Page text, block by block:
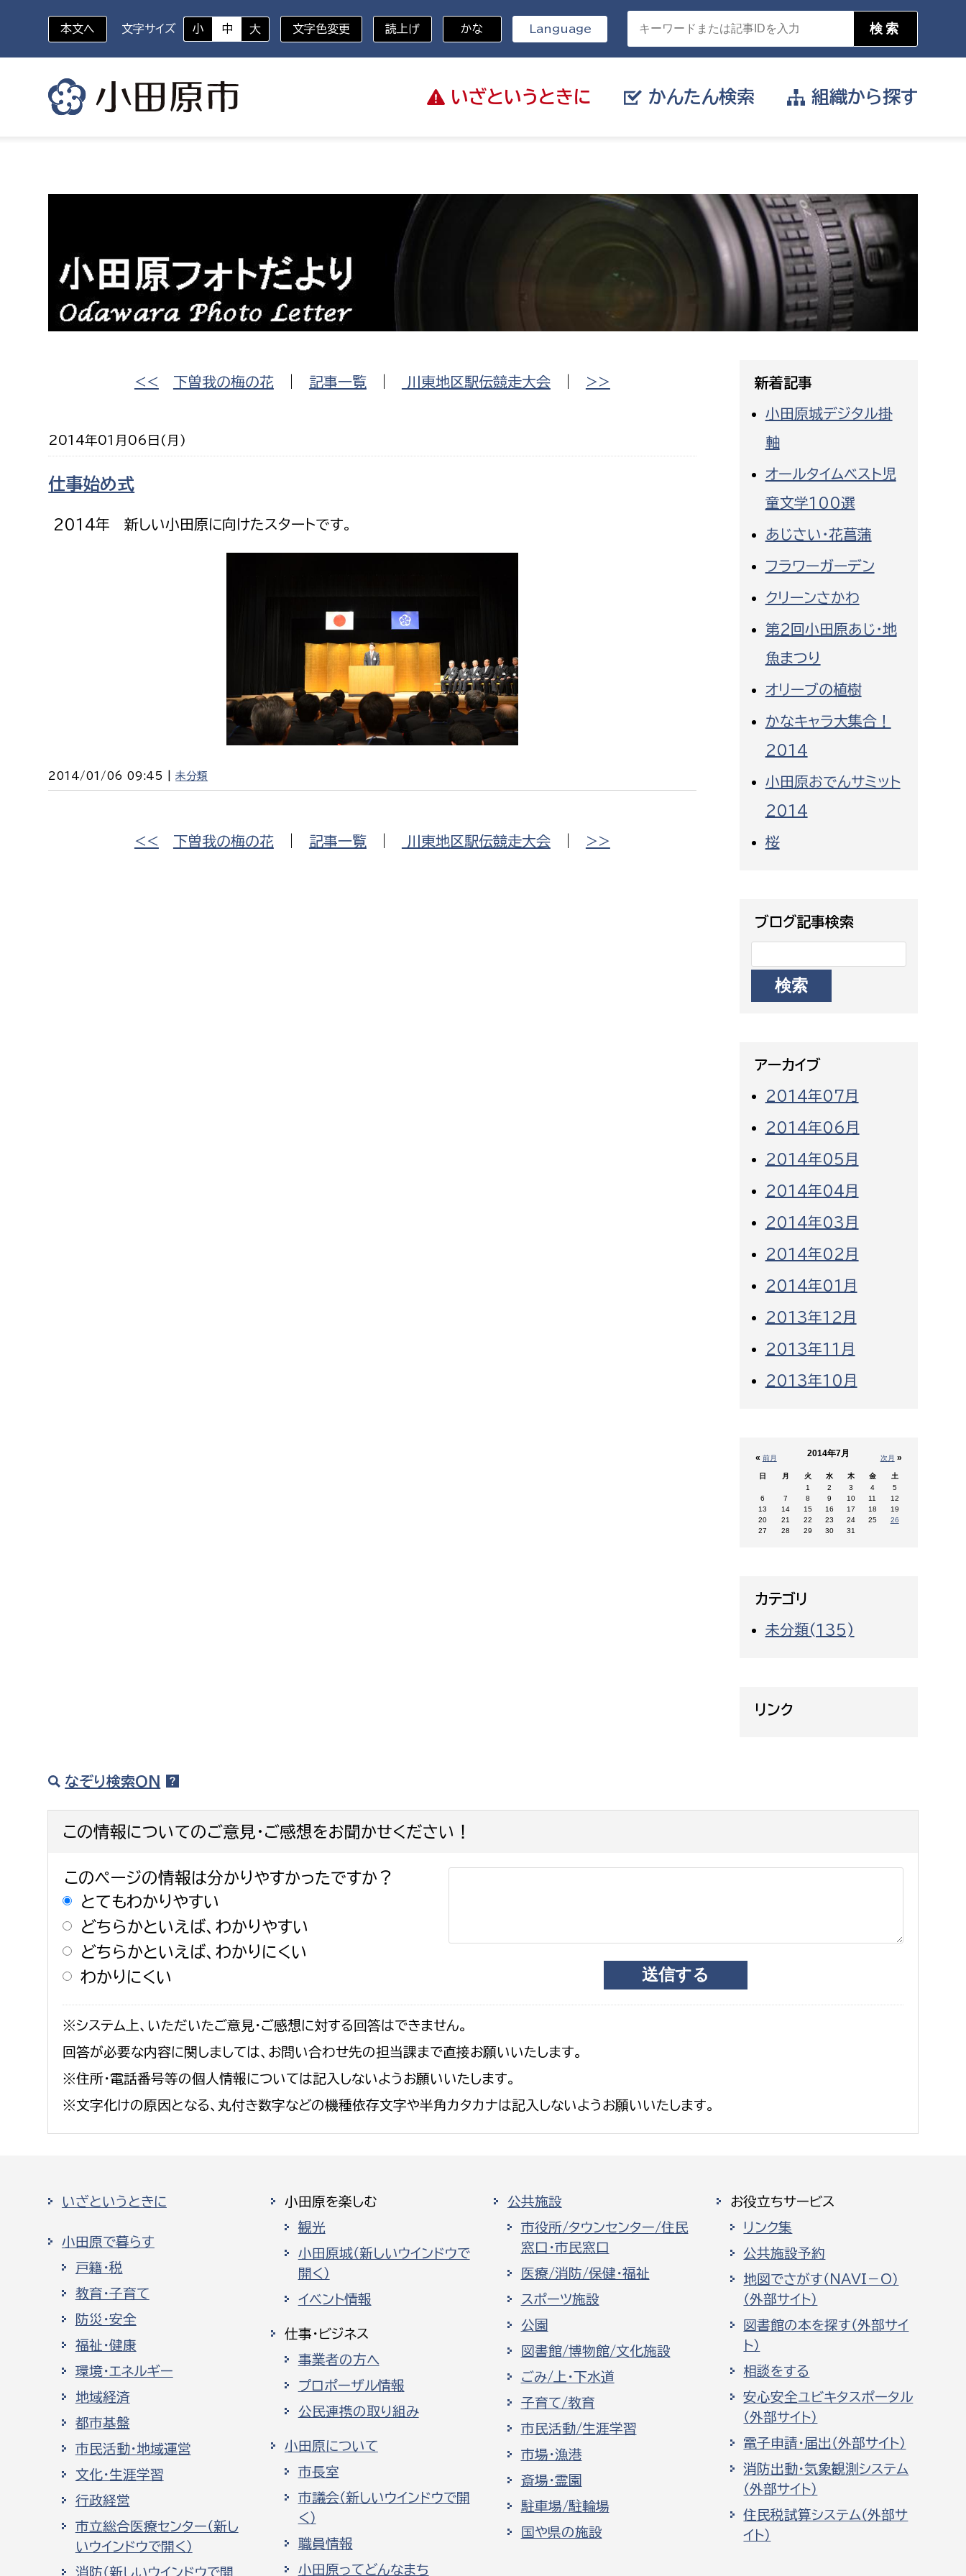
いざと いうときに
防災・ハザードマップ 消防
かんたん検索
小・中学生
高校生・大学生など 防災・安全
福祉・健康
行政経営
観光
消防
支援や給付を受けたい
届け出や申請をしたい
証明書がほしい
相談をしたい
支払いをしたい
小田原のことを知りたい
まちづくりに関わりたい
組織から探す
広報広聴室
コンプライアンス推進室
財政課
資産マネジメント課
デジタル推進課
資産税課
公営事業部
事業課
地域政策課
地域安全課
戸籍住民課
防災対策課
文化政策課
環境部
ゼロカーボン推進課
環境保護課
環境事業センター
健康づくり課
子ども若者部
子ども政策課
子ども若者支援課
保育課
産業政策課
観光課
農政課
水産海浜課
都市部
都市政策課
都市計画課
建築指導課
開発審査課
消防
救急課
消防課
警防第1課
監査事務局
監査事務局
本文へ 文字サイズ 小 中 大 文字色変更 読上げ かな Language
<< 下曽我の梅の花| 記事一覧| 川東地区駅伝競走大会| >>
2014年01月06日(月)
仕事始め式
2014年 新しい小田原に向けたスタートです。
2014/01/06 09:45 |未分類
<< 下曽我の梅の花| 記事一覧| 川東地区駅伝競走大会| >>
新着記事
小田原城デジタル掛
軸
オールタイムベスト児
童文学100選
あじさい・花菖蒲
フラワーガーデン
クリーンさかわ
第2回小田原あじ・地
魚まつり
オリーブの植樹
かなキャラ大集合！
2014
小田原おでんサミット
2014
桜
ブログ記事検索
アーカイブ
2014年07月
2014年06月
2014年05月
2014年04月
2014年03月
2014年02月
2014年01月
2013年12月
2013年11月
2013年10月
« 前月 次月 »
2014年7月
日 月 火 水 木 金
土
1
2 3 4
5
6
7 8 9 10 11
12
13
14 15 16 17 18
19
20
21 22 23 24 25
26
27
28 29 30 31
カテゴリ
未分類(135)
リンク
なぞり検索ON
この情報についてのご意見・ご感想をお聞かせください！
このページの情報は分かりやすかったですか？
とてもわかりやすい
どちらかといえば、わかりやすい
どちらかといえば、わかりにくい
わかりにくい
※システム上、いただいたご意見・ご感想に対する回答はできません。
回答が必要な内容に関しましては、お問い合わせ先の担当課まで直接お願いいたします。
※住所・電話番号等の個人情報については記入しないようお願いいたします。
※文字化けの原因となる、丸付き数字などの機種依存文字や半角カタカナは記入しないようお願いいたします。
いざというときに
小田原で暮らす
戸籍・税
教育・子育て
防災・安全
福祉・健康
環境・エネルギー
地域経済
都市基盤
市民活動・地域運営
文化・生涯学習
行政経営
市立総合医療センター（新し
いウインドウで開く）
消防（新しいウインドウで開
小田原を楽しむ
観光
小田原城（新しいウインドウで
開く）
イベント情報
仕事・ビジネス
事業者の方へ
プロポーザル情報
公民連携の取り組み
小田原について
市長室
市議会（新しいウインドウで開
く）
職員情報
小田原ってどんなまち
公共施設
市役所/タウンセンター/住民
窓口・市民窓口
医療/消防/保健・福祉
スポーツ施設
公園
図書館/博物館/文化施設
ごみ/上・下水道
子育て/教育
市民活動/生涯学習
市場・漁港
斎場・霊園
駐車場/駐輪場
国や県の施設
お役立ちサービス
リンク集
公共施設予約
地図でさがす（NAVI－O）
（外部サイト）
図書館の本を探す（外部サイ
ト）
相談をする
安心安全ユビキタスポータル
（外部サイト）
電子申請・届出（外部サイト）
消防出動・気象観測システム
（外部サイト）
住民税試算システム（外部サ
イト）